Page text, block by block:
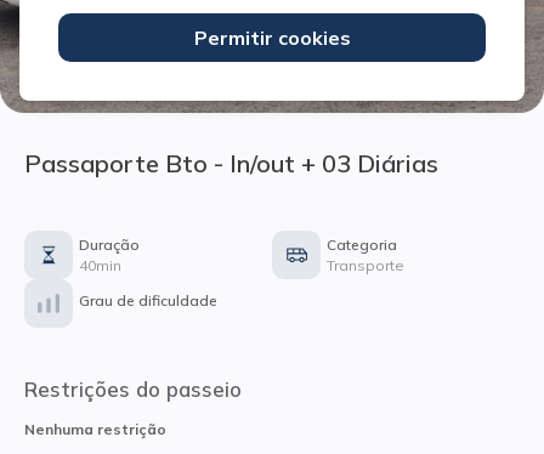
Permitir cookies
Passaporte Bto - In/out + 03 Diárias
Duração
40min
Categoria
Transporte
Grau de dificuldade
Restrições do passeio
Nenhuma restrição